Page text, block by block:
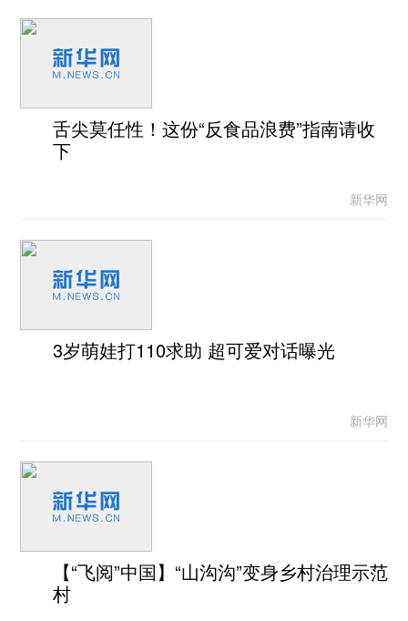
舌尖莫任性！这份“反食品浪费”指南请收
下
新华网
3岁萌娃打110求助 超可爱对话曝光
新华网
【“飞阅”中国】“山沟沟”变身乡村治理示范
村